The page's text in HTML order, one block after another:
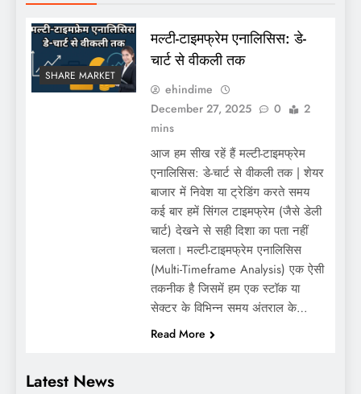
Latest News
SHARE MARKET
मल्टी-टाइमफ्रेम एनालिसिस: डे-
चार्ट से वीकली तक
ehindime
December 27, 2025
0
2
mins
आज हम सीख रहें हैं मल्टी-टाइमफ्रेम
एनालिसिस: डे-चार्ट से वीकली तक | शेयर
बाजार में निवेश या ट्रेडिंग करते समय
कई बार हमें सिंगल टाइमफ्रेम (जैसे डेली
चार्ट) देखने से सही दिशा का पता नहीं
चलता। मल्टी-टाइमफ्रेम एनालिसिस
(Multi-Timeframe Analysis) एक ऐसी
तकनीक है जिसमें हम एक स्टॉक या
सेक्टर के विभिन्न समय अंतराल के…
Read More